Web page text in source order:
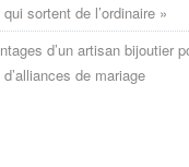
sortent de l’ordinaire »
d’un artisan bijoutier
de mariage